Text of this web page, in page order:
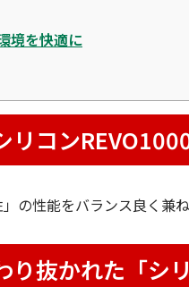
境を快適に
コン
の性能をバランス良く兼
抜かれた「シ